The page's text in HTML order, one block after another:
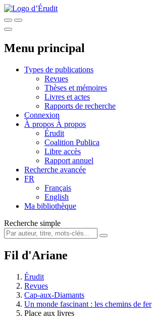
Menu principal
Types de publications
Revues
Thèses et mémoires
Livres et actes
Rapports de recherche
Connexion
À propos À propos
Érudit
Coalition Publica
Libre accès
Rapport annuel
Recherche avancée
FR
Français
English
Ma bibliothèque
Recherche simple
Fil d'Ariane
Érudit
Revues
Cap-aux-Diamants
Un monde fascinant : les chemins de fer
Place aux livres